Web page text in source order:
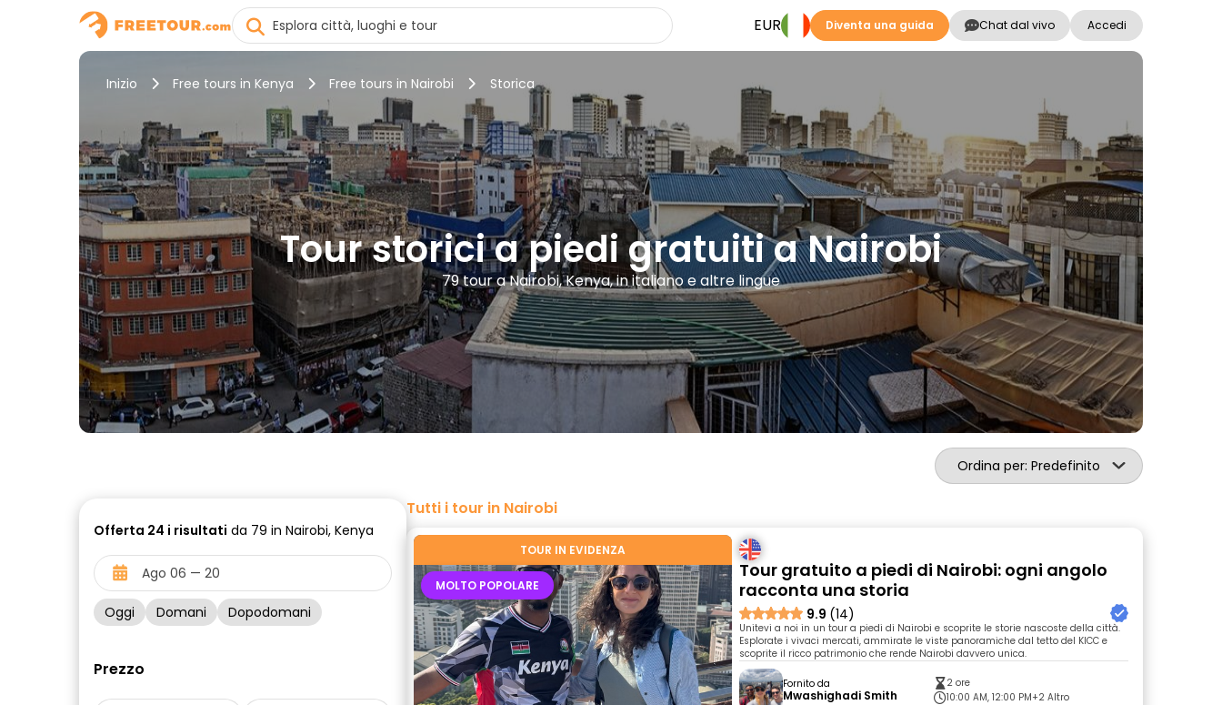
EUR Diventa una guida Chat dal vivo Accedi
Inizio Free tours in Kenya Free tours in Nairobi Storica
Tour storici a piedi gratuiti a Nairobi
79 tour a Nairobi, Kenya, in italiano e altre lingue
Ordina per: Predefinito
Offerta 24 i risultati da 79 in Nairobi, Kenya
Oggi Domani Dopodomani
Prezzo
Tutti i tour in Nairobi
TOUR IN EVIDENZA
MOLTO POPOLARE
Tour gratuito a piedi di Nairobi: ogni angolo
racconta una storia
9.9 (14)
Unitevi a noi in un tour a piedi di Nairobi e scoprite le storie nascoste della città.
Esplorate i vivaci mercati, ammirate le viste panoramiche dal tetto del KICC e
scoprite il ricco patrimonio che rende Nairobi davvero unica.
Fornito da
Mwashighadi Smith
2 ore
10:00 AM, 12:00 PM+2 Altro